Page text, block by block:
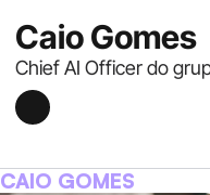
Caio Gomes
Chief AI Officer do
CAIO GOMES